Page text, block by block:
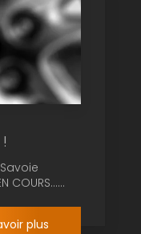
COURS......
plus